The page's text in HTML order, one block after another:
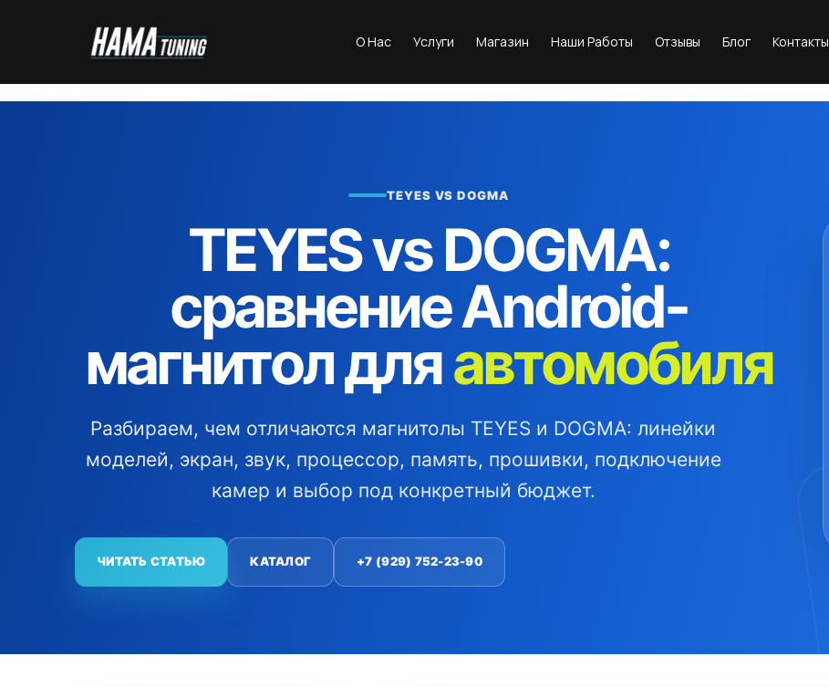
О Нас Услуги Магазин Наши Работы Отзывы Блог Контакты
TEYES VS DOGMA
TEYES vs DOGMA:
сравнение Android-
магнитол дляавтомобиля
Разбираем, чем отличаются магнитолы TEYES и DOGMA: линейки
моделей, экран, звук, процессор, память, прошивки, подключение
камер и выбор под конкретный бюджет.
ЧИТАТЬ СТАТЬЮ КАТАЛОГ +7 (929) 752-23-90